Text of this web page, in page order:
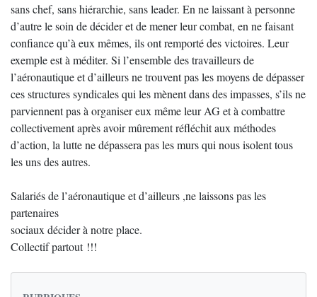
sans chef, sans hiérarchie, sans leader. En ne laissant à personne
d’autre le soin de décider et de mener leur combat, en ne faisant
confiance qu’à eux mêmes, ils ont remporté des victoires. Leur
exemple est à méditer. Si l’ensemble des travailleurs de
l’aéronautique et d’ailleurs ne trouvent pas les moyens de dépasser
ces structures syndicales qui les mènent dans des impasses, s’ils ne
parviennent pas à organiser eux même leur AG et à combattre
collectivement après avoir mûrement réfléchit aux méthodes
d’action, la lutte ne dépassera pas les murs qui nous isolent tous
les uns des autres.
Salariés de l’aéronautique et d’ailleurs ,ne laissons pas les
partenaires
sociaux décider à notre place.
Collectif partout !!!